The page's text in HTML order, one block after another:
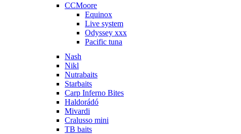
CCMoore
Equinox
Live system
Odyssey xxx
Pacific tuna
Nash
Nikl
Nutrabaits
Starbaits
Carp Inferno Bites
Haldorádó
Mivardi
Cralusso mini
TB baits